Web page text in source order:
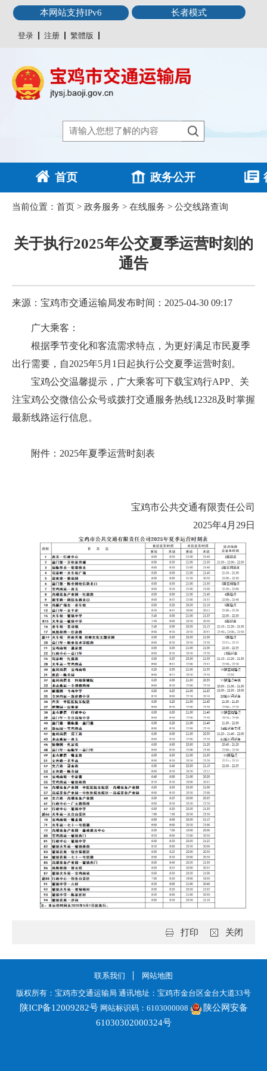
本网站支持IPv6 长者模式
登录 注册 繁體版
首页 政务公开
当前位置： 首页 > 政务服务 > 在线服务 > 公交线路查询
关于执行2025年公交夏季运营时刻的
通告
来源：宝鸡市交通运输局发布时间：2025-04-30 09:17
广大乘客：
根据季节变化和客流需求特点，为更好满足市民夏季
出行需要，自2025年5月1日起执行公交夏季运营时刻。
宝鸡公交温馨提示，广大乘客可下载宝鸡行APP、关
注宝鸡公交微信公众号或拨打交通服务热线12328及时掌握
最新线路运行信息。
附件：2025年夏季运营时刻表
宝鸡市公共交通有限责任公司
2025年4月29日
关闭
打印
联系我们
网站地图
版权所有：宝鸡市交通运输局 通讯地址：宝鸡市金台区金台大道33号
陕ICP备12009282号网站标识码：6103000008
陕公网安备
61030302000324号